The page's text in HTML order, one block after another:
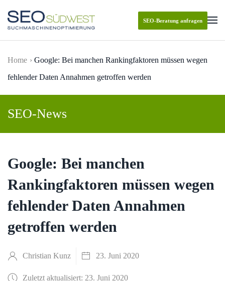
Skip to main content
SEO-Beratung anfragen
Home
Google: Bei manchen Rankingfaktoren müssen wegen
fehlender Daten Annahmen getroffen werden
SEO-News
Google: Bei manchen
Rankingfaktoren müssen wegen
fehlender Daten Annahmen
getroffen werden
Christian Kunz 23. Juni 2020
Zuletzt aktualisiert: 23. Juni 2020